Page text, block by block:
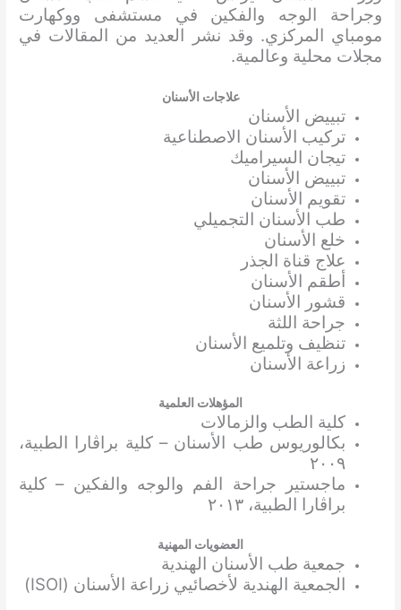
وجراحة الوجه والفكين في مستشفى ووكهارت
مومباي المركزي. وقد نشر العديد من المقالات في
مجلات محلية وعالمية.
علاجات الأسنان
تبييض الأسنان
تركيب الأسنان الاصطناعية
تيجان السيراميك
تبييض الأسنان
تقويم الأسنان
طب الأسنان التجميلي
خلع الأسنان
علاج قناة الجذر
أطقم الأسنان
قشور الأسنان
جراحة اللثة
تنظيف وتلميع الأسنان
زراعة الأسنان
المؤهلات العلمية
كلية الطب والزمالات
بكالوريوس طب الأسنان – كلية براڤارا الطبية،
٢٠٠٩
ماجستير جراحة الفم والوجه والفكين – كلية
براڤارا الطبية، ٢٠١٣
العضويات المهنية
جمعية طب الأسنان الهندية
الجمعية الهندية لأخصائيي زراعة الأسنان (ISOI)